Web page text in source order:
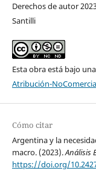
Derechos de autor
Santilli
Esta obra está bajo
Atribución-
Cómo citar
Argentina y la
macro. (2023).Análisis
https://doi.org/